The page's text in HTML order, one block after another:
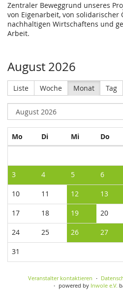
Zentraler Beweggrund unseres
von Eigenarbeit, von solidarischer
nachhaltigen Wirtschaftens und
Arbeit.
August 2026
Liste Woche Monat Tag
Mo Montag
DiDienstag
MiMittwoch
Do
3 4 5 6
10 11 12 13
17 18 19 20
24 25 26 27
31
Veranstalter kontaktieren
powered by Inwole e.V.